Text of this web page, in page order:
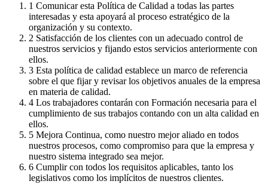
1 Comunicar esta Política de Calidad a todas las partes
interesadas y esta apoyará al proceso estratégico de la
organización y su contexto.
2 Satisfacción de los clientes con un adecuado control de
nuestros servicios y fijando estos servicios anteriormente con
ellos.
3 Esta política de calidad establece un marco de referencia
sobre el que fijar y revisar los objetivos anuales de la empresa
en materia de calidad.
4 Los trabajadores contarán con Formación necesaria para el
cumplimiento de sus trabajos contando con un alta calidad en
ellos.
5 Mejora Continua, como nuestro mejor aliado en todos
nuestros procesos, como compromiso para que la empresa y
nuestro sistema integrado sea mejor.
6 Cumplir con todos los requisitos aplicables, tanto los
legislativos como los implícitos de nuestros clientes.